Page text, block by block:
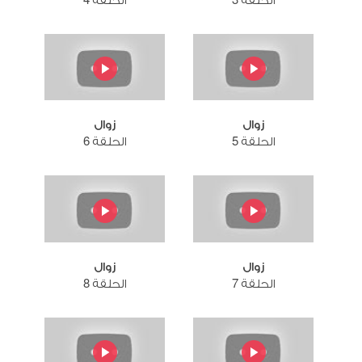
زوال
الحلقة 5
زوال
الحلقة 6
زوال
الحلقة 7
زوال
الحلقة 8